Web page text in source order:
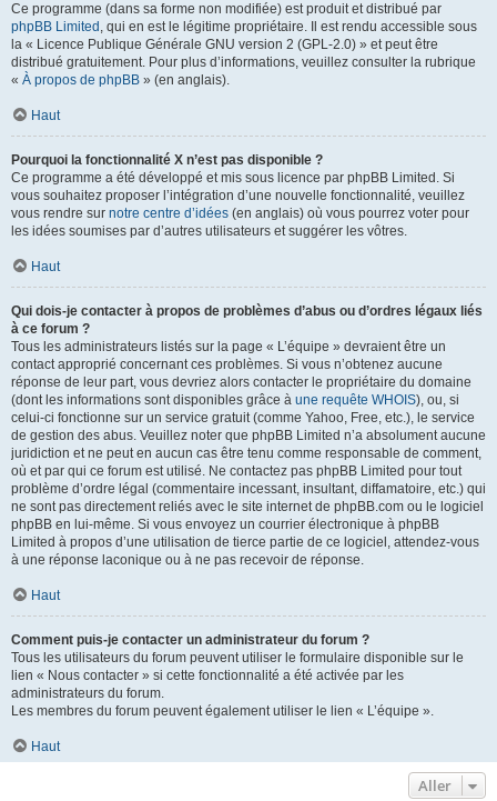
Ce programme (dans sa forme non modifiée) est produit et distribué par
phpBB Limited , qui en est le légitime propriétaire. Il est rendu accessible sous
la « Licence Publique Générale GNU version 2 (GPL-2.0) » et peut être
distribué gratuitement. Pour plus d’informations, veuillez consulter la rubrique
« À propos de phpBB » (en anglais).
Haut
Pourquoi la fonctionnalité X n’est pas disponible ?
Ce programme a été développé et mis sous licence par phpBB Limited. Si
vous souhaitez proposer l’intégration d’une nouvelle fonctionnalité, veuillez
vous rendre sur notre centre d’idées (en anglais) où vous pourrez voter pour
les idées soumises par d’autres utilisateurs et suggérer les vôtres.
Haut
Qui dois-je contacter à propos de problèmes d’abus ou d’ordres légaux liés
à ce forum ?
Tous les administrateurs listés sur la page « L’équipe » devraient être un
contact approprié concernant ces problèmes. Si vous n’obtenez aucune
réponse de leur part, vous devriez alors contacter le propriétaire du domaine
(dont les informations sont disponibles grâce à une requête WHOIS), ou, si
celui-ci fonctionne sur un service gratuit (comme Yahoo, Free, etc.), le service
de gestion des abus. Veuillez noter que phpBB Limited n’a absolument aucune
juridiction et ne peut en aucun cas être tenu comme responsable de comment,
où et par qui ce forum est utilisé. Ne contactez pas phpBB Limited pour tout
problème d’ordre légal (commentaire incessant, insultant, diffamatoire, etc.) qui
ne sont pas directement reliés avec le site internet de phpBB.com ou le logiciel
phpBB en lui-même. Si vous envoyez un courrier électronique à phpBB
Limited à propos d’une utilisation de tierce partie de ce logiciel, attendez-vous
à une réponse laconique ou à ne pas recevoir de réponse.
Haut
Comment puis-je contacter un administrateur du forum ?
Tous les utilisateurs du forum peuvent utiliser le formulaire disponible sur le
lien « Nous contacter » si cette fonctionnalité a été activée par les
administrateurs du forum.
Les membres du forum peuvent également utiliser le lien « L’équipe ».
Haut
Aller